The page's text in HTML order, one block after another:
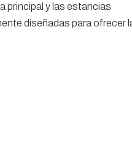
principal y las estancias
diseñadas para ofrecer